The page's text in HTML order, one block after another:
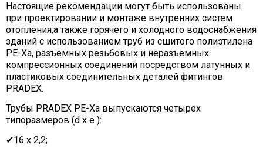
Настоящие рекомендации могут быть использованы
при проектировании и монтаже внутренних систем
отопления,а также горячего и холодного водоснабжения
зданий с использованием труб из сшитого полиэтилена
PE-Xa, разъемных резьбовых и неразъемных
компрессионных соединений посредством латунных и
пластиковых соединительных деталей фитингов
PRADEX.
Трубы PRADEX PE-Xa выпускаются четырех
типоразмеров (d x e ):
✔16 х 2,2;